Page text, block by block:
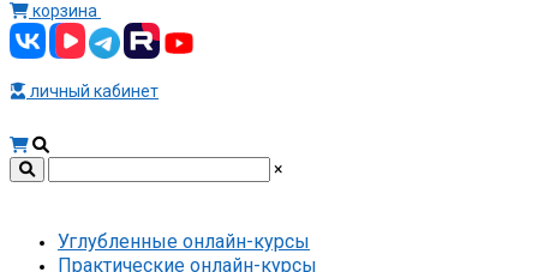
корзина
личный кабинет
×
Углубленные онлайн-курсы
Практические онлайн-курсы